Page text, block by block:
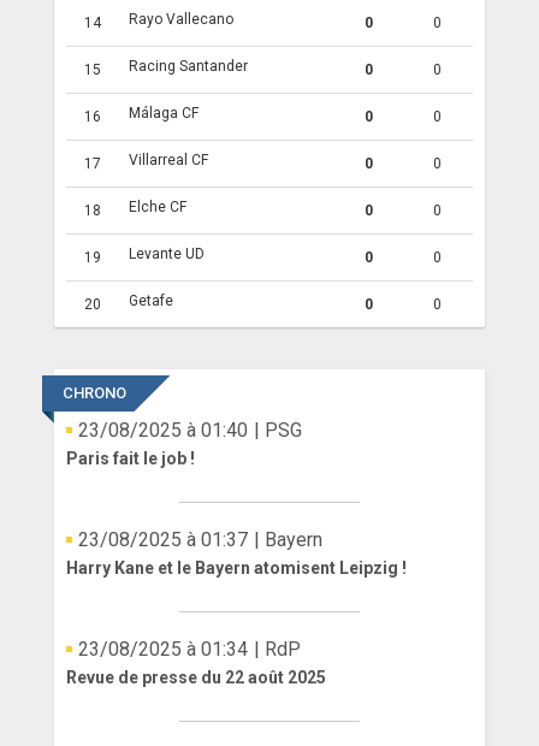
14 Rayo Vallecano 0 0
15 Racing Santander 0 0
16 Málaga CF 0 0
17 Villarreal CF 0 0
18 Elche CF 0 0
19 Levante UD 0 0
20 Getafe 0 0
CHRONO
23/08/2025 à 01:40 | PSG
Paris fait le job !
23/08/2025 à 01:37 | Bayern
Harry Kane et le Bayern atomisent Leipzig !
23/08/2025 à 01:34 | RdP
Revue de presse du 22 août 2025